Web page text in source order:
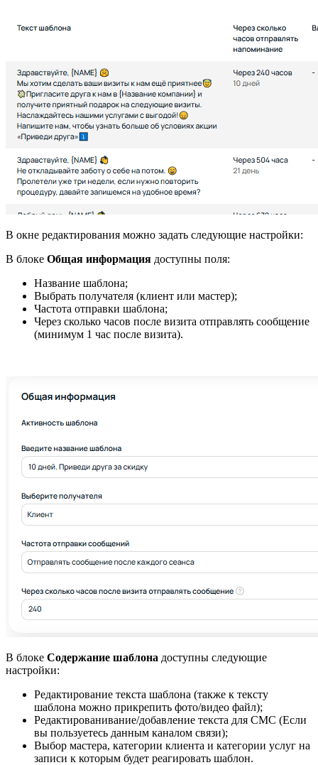
В окне редактирования можно задать следующие настройки:
В блоке Общая информация доступны поля:
Название шаблона;
Выбрать получателя (клиент или мастер);
Частота отправки шаблона;
Через сколько часов после визита отправлять сообщение
(минимум 1 час после визита).
В блоке Содержание шаблона доступны следующие
настройки:
Редактирование текста шаблона (также к тексту
шаблона можно прикрепить фото/видео файл);
Редактированивание/добавление текста для СМС (Если
вы пользуетесь данным каналом связи);
Выбор мастера, категории клиента и категории услуг на
записи к которым будет реагировать шаблон.